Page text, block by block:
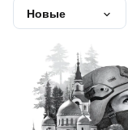
Новые